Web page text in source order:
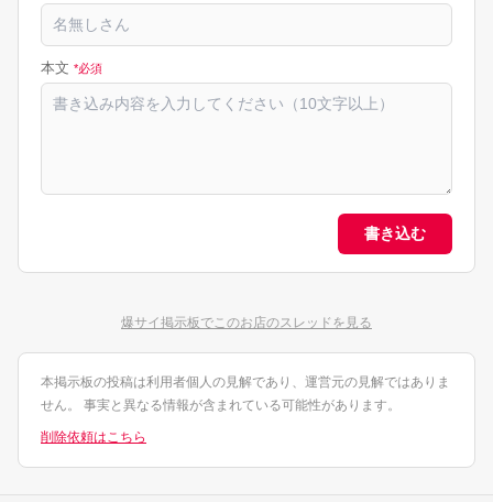
本文 *必須
書き込む
爆サイ掲示板でこのお店のスレッドを見る
本掲示板の投稿は利用者個人の見解であり、運営元の見解ではありま
せん。 事実と異なる情報が含まれている可能性があります。
削除依頼はこちら